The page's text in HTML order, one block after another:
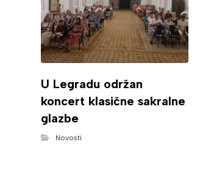
U Legradu održan
koncert klasične sakralne
glazbe
Novosti